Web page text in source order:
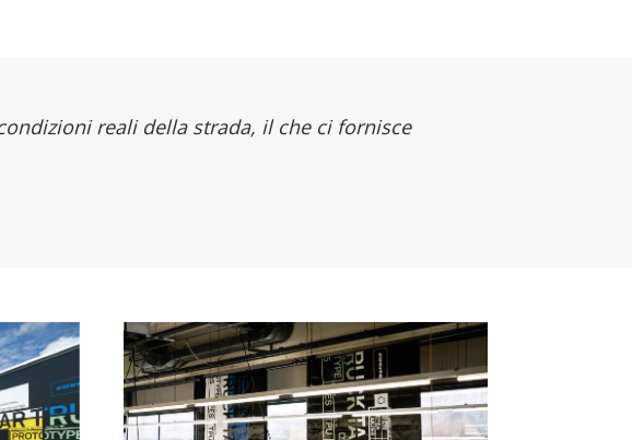
reali della strada, il che ci fornisce